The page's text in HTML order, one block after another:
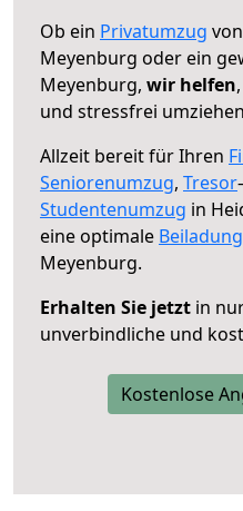
Ob ein Privatumzug
Meyenburg oder ein
Meyenburg, wir helfen
und stressfrei
Allzeit bereit für Ihren
Seniorenumzug, Tresor
Studentenumzug in
eine optimale Beiladung
Meyenburg.
Erhalten Sie jetzt in
unverbindliche und
Kostenlose